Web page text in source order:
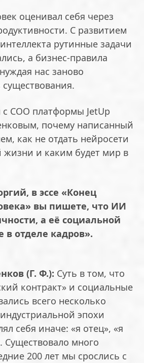
оценивал себя через
С развитием
рутинные задачи
а бизнес-правила
нас заново
COO платформы JetUp
почему написанный
как не отдать нейросети
жизни и каким будет мир в
в эссе «Конец
вы пишете, что ИИ
а её социальной
в отделе кадров».
(Г. Ф.): Суть в том, что
контракт» и социальные
всего несколько
эпохи
себя иначе: «я отец», «я
Существовало много
200 лет мы срослись с